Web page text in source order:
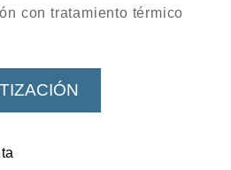
con tratamiento térmico